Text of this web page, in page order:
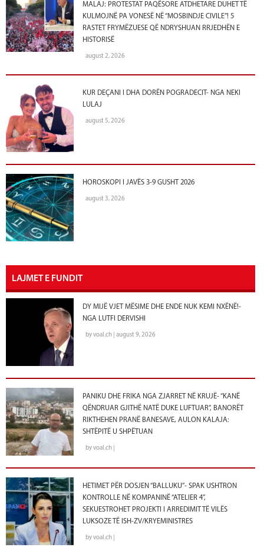
MALAJ: PROTESTAT PAQËSORE ATDHETARE DUHET TË
KULMOJNË PA VONESË NË “MOSBINDJE CIVILE”! 5
RASTET FRYMËZUESE QË NDRYSHUAN RRJEDHËN E
HISTORISË
august 2, 2026
KUR DEÇANI I DHA DORËN POGRADECIT- NGA NEKI
LULAJ
august 5, 2026
HOROSKOPI I JAVËS 3-9 GUSHT 2026
august 3, 2026
LAJMET E FUNDIT
DY MIJË VJET MËSIME DHE ENDE NUK KEMI NXËNË!-
NGA LUTFI DERVISHI
by voal.ch | august 9, 2026
PANIKU DHE FRIKA NGA ZJARRET NË KRUJË- “KANË
QËNDRUAR GJITHË NATË DUKE LUFTUAR”, BANORËT
RIKTHEHEN PRANË BANESAVE, AULON KALAJA:
SHTËPITË U SHPËTUAN
by voal.ch |
HETIMET PËR DOSJEN “BALLUKU”- SPAK USHTRON
KONTROLLE NË KOMPANINË “ATELIER 4”,
SEKUESTROHET PROJEKTI I ARREDIMIT TË VILËS
LUKSOZE TË ISH-ZV/KRYEMINISTRES
by voal.ch |